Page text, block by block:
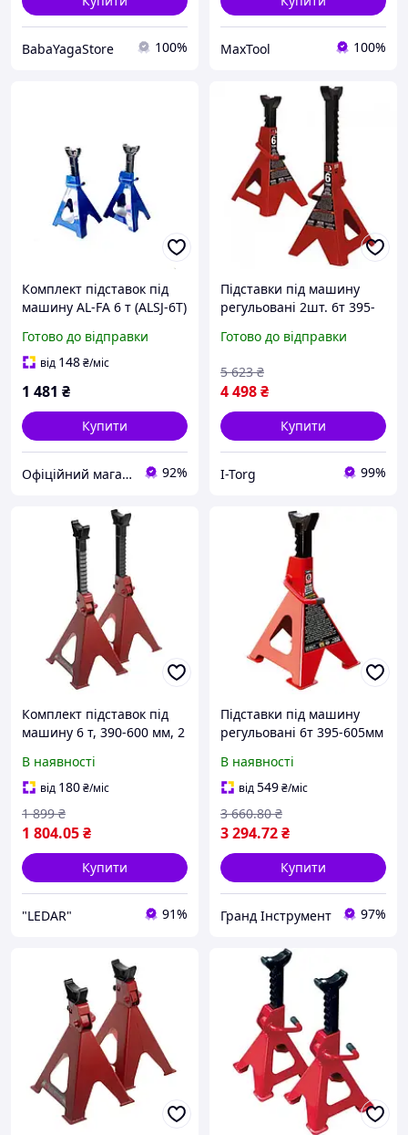
BabaYagaStore 100% MaxTool 100%
Комплект підставок під
машину AL-FA 6 т (ALSJ-6T)
Готово до відправки
від 148₴/міс
1 481 ₴
Купити
Офіційний магазин Kraft&Dele🛠 92%
Підставки під машину
регульовані 2шт. 6т 395-
Готово до відправки
4 498₴
5 623 ₴
Купити
I-Torg 99%
Комплект підставок під
машину 6 т, 390-600 мм, 2
В наявності
від 180₴/міс
1 804.05₴
1 899 ₴
Купити
"LEDAR" 91%
Підставки під машину
регульовані 6т 395-605мм
В наявності
від549₴/міс
3 294.72₴
3 660.80 ₴
Купити
Гранд Інструмент 97%